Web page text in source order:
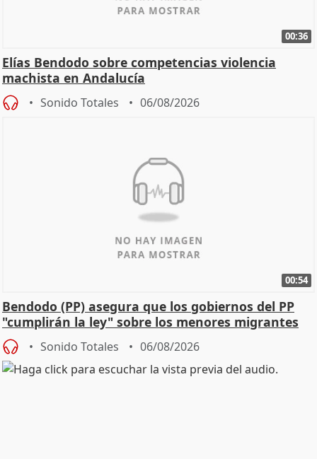
00:36
Elías Bendodo sobre competencias violencia
machista en Andalucía
Sonido Totales 06/08/2026
00:54
Bendodo (PP) asegura que los gobiernos del PP
"cumplirán la ley" sobre los menores migrantes
Sonido Totales 06/08/2026